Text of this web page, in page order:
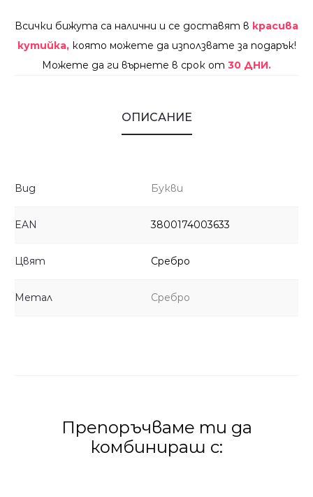
Всички бижута са налични и се доставят в красива
кутийка, която можете да използвате за подарък!
Можете да ги върнете в срок от 30 ДНИ.
ОПИСАНИЕ
Вид Букви
EAN 3800174003633
Цвят Сребро
Метал Сребро
Препоръчваме ти да
комбинираш с: